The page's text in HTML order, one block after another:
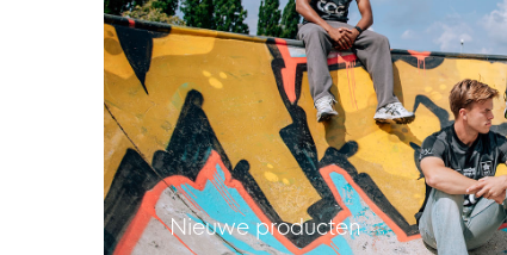
Nieuwe producten